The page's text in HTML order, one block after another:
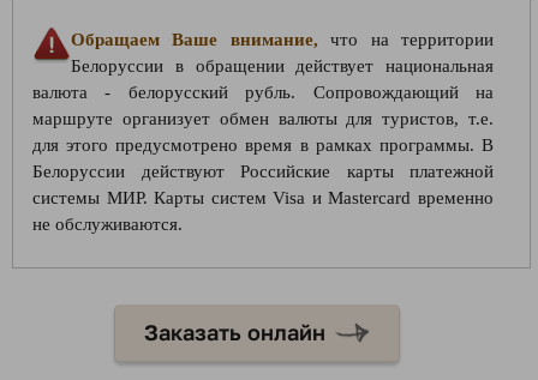
Обращаем Ваше внимание, что на территории
Белоруссии в обращении действует национальная
валюта - белорусский рубль. Сопровождающий на
маршруте организует обмен валюты для туристов, т.е.
для этого предусмотрено время в рамках программы. В
Белоруссии действуют Российские карты платежной
системы МИР. Карты систем Visa и Mastercard временно
не обслуживаются.
Заказать онлайн